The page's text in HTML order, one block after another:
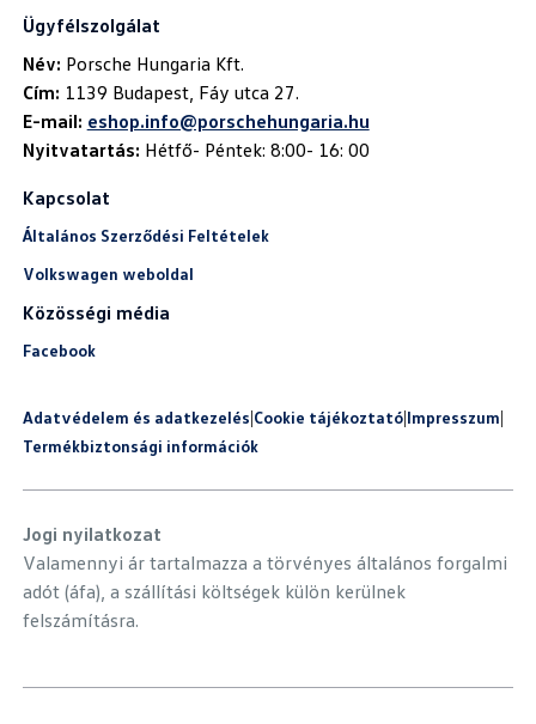
Ügyfélszolgálat
Név:
Cím:
E-mail: eshop.info@porschehungaria.hu
Nyitvatartás: Hétfő- Péntek: 8:00- 16: 00
Kapcsolat
Általános Szerződési Feltételek
Volkswagen weboldal
Közösségi média
Facebook
Adatvédelem és adatkezelés|Cookie tájékoztató|Impresszum|
Termékbiztonsági információk
Jogi nyilatkozat
Valamennyi ár tartalmazza a törvényes általános forgalmi
adót (áfa), a szállítási költségek külön kerülnek
felszámításra.